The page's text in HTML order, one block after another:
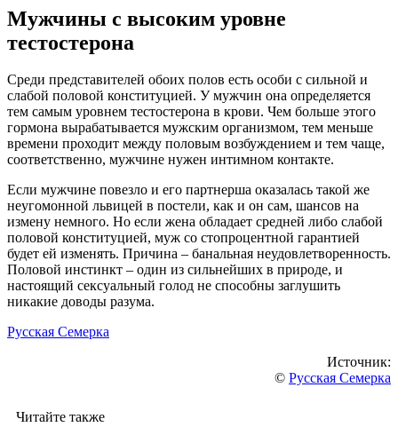
Мужчины с высоким уровне
тестостерона
Среди представителей обоих полов есть особи с сильной и
слабой половой конституцией. У мужчин она определяется
тем самым уровнем тестостерона в крови. Чем больше этого
гормона вырабатывается мужским организмом, тем меньше
времени проходит между половым возбуждением и тем чаще,
соответственно, мужчине нужен интимном контакте.
Если мужчине повезло и его партнерша оказалась такой же
неугомонной львицей в постели, как и он сам, шансов на
измену немного. Но если жена обладает средней либо слабой
половой конституцией, муж со стопроцентной гарантией
будет ей изменять. Причина – банальная неудовлетворенность.
Половой инстинкт – один из сильнейших в природе, и
настоящий сексуальный голод не способны заглушить
никакие доводы разума.
Русская Семерка
Источник:
© Русская Семерка
Читайте также